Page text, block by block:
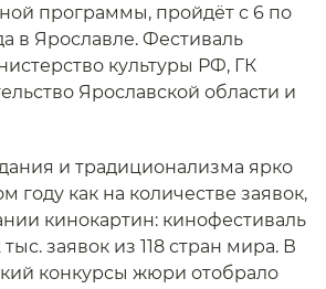
программы, пройдёт с 6 по
в Ярославле. Фестиваль
культуры РФ, ГК
Ярославской области и
и традиционализма ярко
году как на количестве заявок,
кинокартин: кинофестиваль
заявок из 118 стран мира. В
конкурсы жюри отобрало